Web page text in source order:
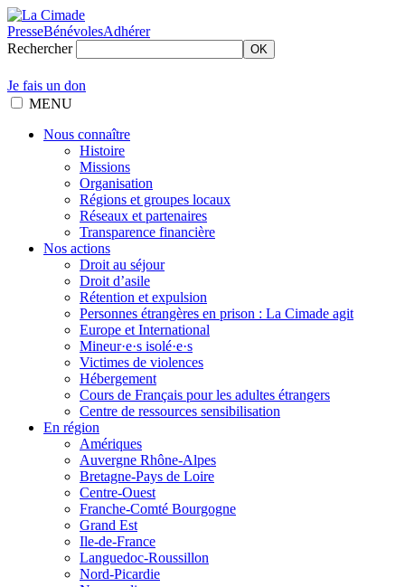
PresseBénévolesAdhérer
Rechercher
OK
Je fais un don
MENU
Nous connaître
Histoire
Missions
Organisation
Régions et groupes locaux
Réseaux et partenaires
Transparence financière
Nos actions
Droit au séjour
Droit d’asile
Rétention et expulsion
Personnes étrangères en prison : La Cimade agit
Europe et International
Mineur·e·s isolé·e·s
Victimes de violences
Hébergement
Cours de Français pour les adultes étrangers
Centre de ressources sensibilisation
En région
Amériques
Auvergne Rhône-Alpes
Bretagne-Pays de Loire
Centre-Ouest
Franche-Comté Bourgogne
Grand Est
Ile-de-France
Languedoc-Roussillon
Nord-Picardie